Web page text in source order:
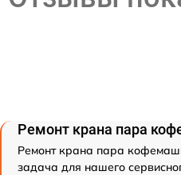
Ремонт крана пара
Ремонт крана пара
задача для нашего